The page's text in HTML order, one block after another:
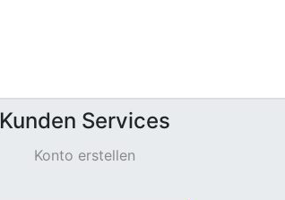
Kunden Services
Konto erstellen